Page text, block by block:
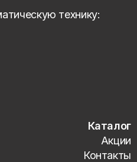
технику:
Каталог
Акции
Контакты